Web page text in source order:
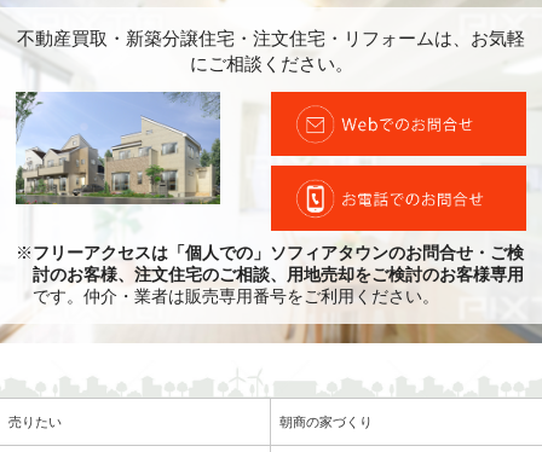
不動産買取・新築分譲住宅・注文住宅・リフォームは、お気軽
にご相談ください。
※フリーアクセスは「個人での」ソフィアタウンのお問合せ・ご検
討のお客様、注文住宅のご相談、用地売却をご検討のお客様専用
です。仲介・業者は販売専用番号をご利用ください。
売りたい 朝商の家づくり